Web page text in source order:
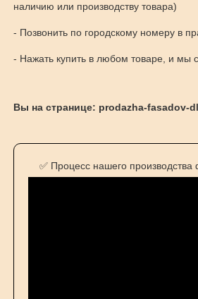
наличию или производству товара)
- Позвонить по городскому номеру в
- Нажать купить в любом товаре, и мы
Вы на странице: prodazha-fasadov-
✅ Процесс нашего